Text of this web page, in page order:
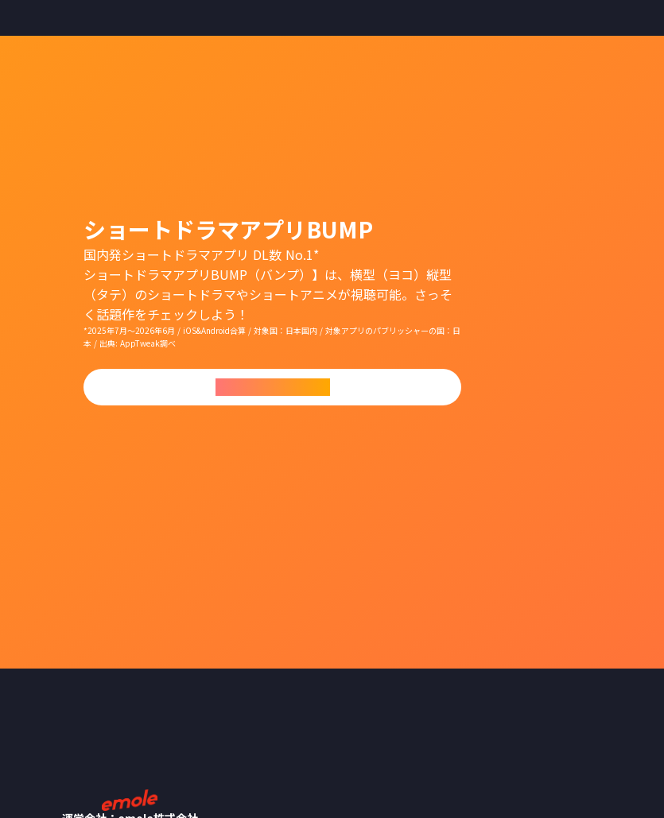
ショートドラマアプリBUMP
国内発ショートドラマアプリ DL数 No.1*
ショートドラマアプリBUMP（バンプ）】は、横型（ヨコ）縦型
（タテ）のショートドラマやショートアニメが視聴可能。さっそ
く話題作をチェックしよう！
*2025年7月〜2026年6月 / iOS&Android合算 / 対象国：日本国内 / 対象アプリのパブリッシャーの国：日
本 / 出典: AppTweak調べ